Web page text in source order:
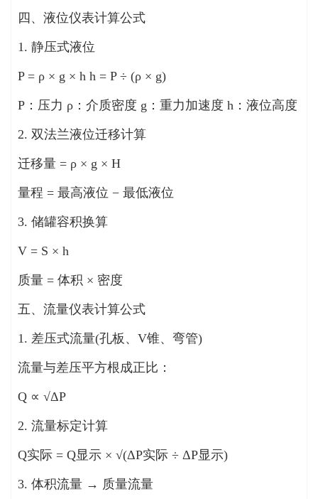
四、液位仪表计算公式
1. 静压式液位
P = ρ × g × h h = P ÷ (ρ × g)
P：压力 ρ：介质密度 g：重力加速度 h：液位高度
2. 双法兰液位迁移计算
迁移量 = ρ × g × H
量程 = 最高液位 − 最低液位
3. 储罐容积换算
V = S × h
质量 = 体积 × 密度
五、流量仪表计算公式
1. 差压式流量(孔板、V锥、弯管)
流量与差压平方根成正比：
Q ∝ √ΔP
2. 流量标定计算
Q实际 = Q显示 × √(ΔP实际 ÷ ΔP显示)
3. 体积流量 → 质量流量